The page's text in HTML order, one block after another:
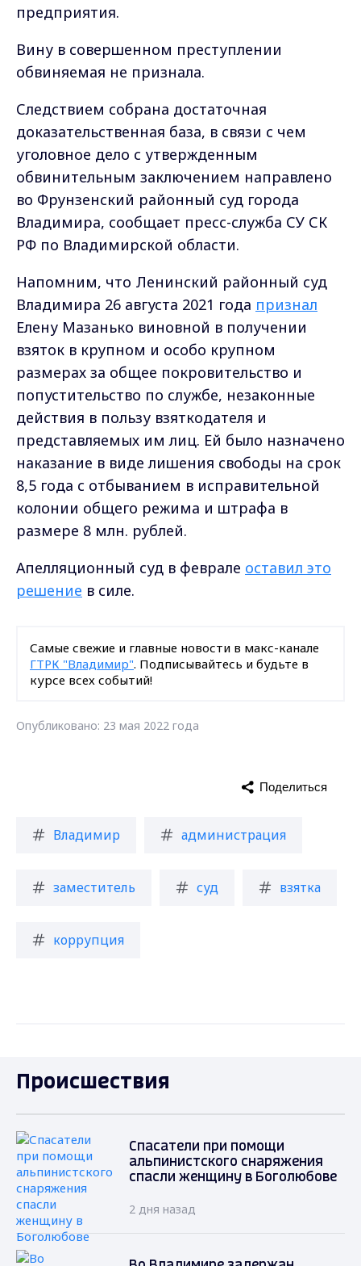
предприятия.
Вину в совершенном преступлении
обвиняемая не признала.
Следствием собрана достаточная
доказательственная база, в связи с чем
уголовное дело с утвержденным
обвинительным заключением направлено
во Фрунзенский районный суд города
Владимира, сообщает пресс-служба СУ СК
РФ по Владимирской области.
Напомним, что Ленинский районный суд
Владимира 26 августа 2021 года признал
Елену Мазанько виновной в получении
взяток в крупном и особо крупном
размерах за общее покровительство и
попустительство по службе, незаконные
действия в пользу взяткодателя и
представляемых им лиц. Ей было назначено
наказание в виде лишения свободы на срок
8,5 года с отбыванием в исправительной
колонии общего режима и штрафа в
размере 8 млн. рублей.
Апелляционный суд в феврале оставил это
решение в силе.
Самые свежие и главные новости в макс-канале
ГТРК "Владимир". Подписывайтесь и будьте в
курсе всех событий!
Опубликовано: 23 мая 2022 года
Владимир администрация
заместитель суд взятка
коррупция
Поделиться
Происшествия
Спасатели при помощи
альпинистского снаряжения
спасли женщину в Боголюбове
2 дня назад